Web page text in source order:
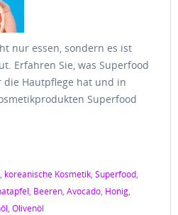
nur essen, sondern es ist
Erfahren Sie, was Superfood
die Hautpflege hat und in
Superfood
, koreanische Kosmetik, Superfood,
, Beeren, Avocado, Honig,
, Olivenöl